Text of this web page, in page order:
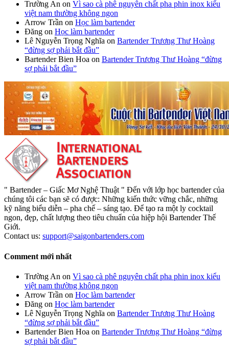
Trường An on Vì sao cà phê nguyên chất pha phin inox kiểu
việt nam thường không ngon
Arrow Trần on Học làm bartender
Đăng on Học làm bartender
Lê Nguyễn Trọng Nghĩa on Bartender Trương Thư Hoàng
“đừng sợ phải bắt đầu”
Bartender Bien Hoa on Bartender Trương Thư Hoàng “đừng
sợ phải bắt đầu”
" Bartender – Giấc Mơ Nghệ Thuật " Đến với lớp học bartender của
chúng tôi các bạn sẽ có được: Những kiến thức vững chắc, những
kỹ năng biểu diễn – pha chế – sáng tạo. Để tạo ra một ly cocktail
ngon, đẹp, chất lượng theo tiêu chuẩn của hiệp hội Bartender Thế
Giới.
Contact us: support@saigonbartenders.com
Comment mới nhất
Trường An on Vì sao cà phê nguyên chất pha phin inox kiểu
việt nam thường không ngon
Arrow Trần on Học làm bartender
Đăng on Học làm bartender
Lê Nguyễn Trọng Nghĩa on Bartender Trương Thư Hoàng
“đừng sợ phải bắt đầu”
Bartender Bien Hoa on Bartender Trương Thư Hoàng “đừng
sợ phải bắt đầu”